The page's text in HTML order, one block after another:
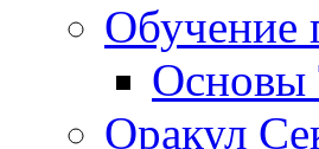
Обучение
Основы
Оракул